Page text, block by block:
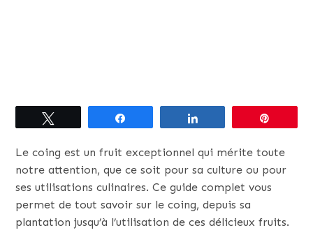
Le coing est un fruit exceptionnel qui mérite toute
notre attention, que ce soit pour sa culture ou pour
ses utilisations culinaires. Ce guide complet vous
permet de tout savoir sur le coing, depuis sa
plantation jusqu’à l’utilisation de ces délicieux fruits.